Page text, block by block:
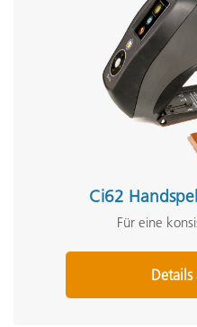
Ci62
Für eine